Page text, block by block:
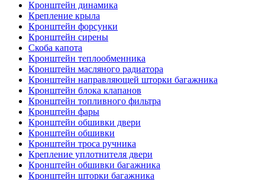
Кронштейн динамика
Крепление крыла
Кронштейн форсунки
Кронштейн сирены
Скоба капота
Кронштейн теплообменника
Кронштейн масляного радиатора
Кронштейн направляющей шторки багажника
Кронштейн блока клапанов
Кронштейн топливного фильтра
Кронштейн фары
Кронштейн обшивки двери
Кронштейн обшивки
Кронштейн троса ручника
Крепление уплотнителя двери
Кронштейн обшивки багажника
Кронштейн шторки багажника